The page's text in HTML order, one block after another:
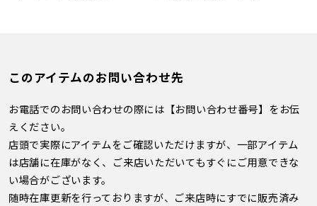
このアイテムのお問い合わせ先
お電話でのお問い合わせの際には【お問い合わせ番号】をお伝
えください。
店頭で実際にアイテムをご確認いただけますが、一部アイテム
は店舗に在庫がなく、ご来店いただいてもすぐにご用意できな
い場合がございます。
随時在庫更新を行っておりますが、ご来店時にすでに販売済み